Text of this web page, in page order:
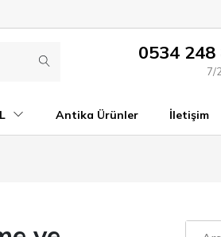
0534 248
7/
Antika Ürünler İletişim